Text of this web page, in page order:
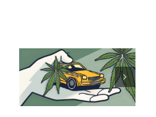
Cannabis
Samen
kaufen: Alles
was Sie